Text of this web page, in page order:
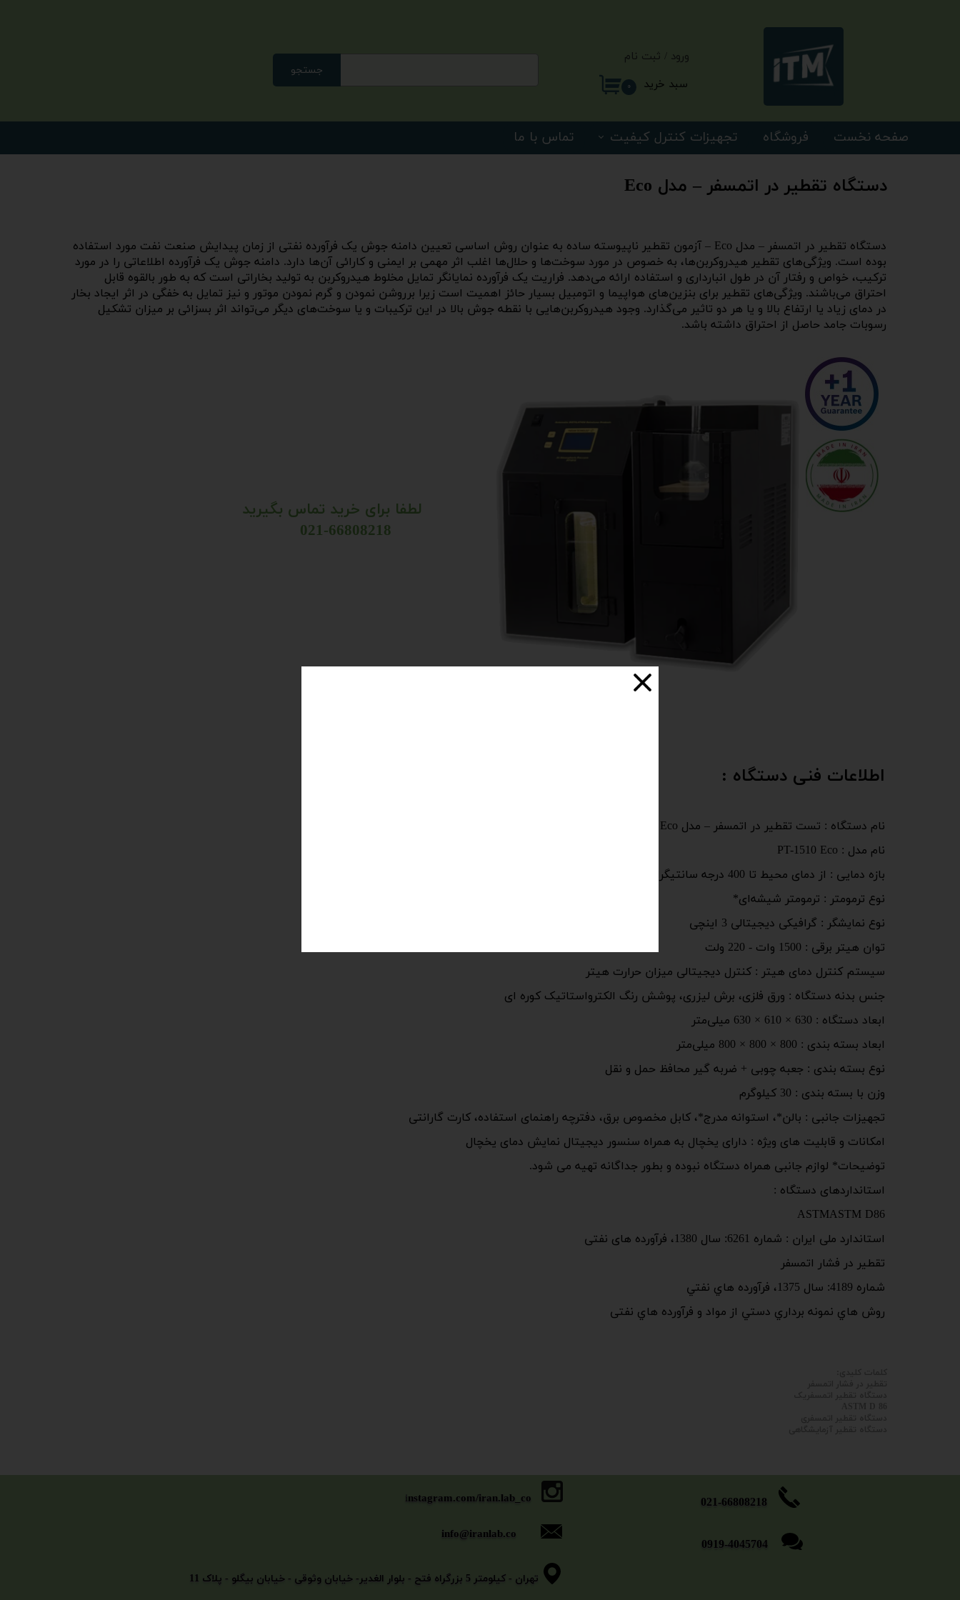
ورود ثبت نام
حساب کاربری من
سفارشات
جستجو
صفحه نخست فروشگاه تجهیزات کنترل کیفیت تماس با ما
۰ سبد خرید
دستگاه تقطیر در اتمسفر – مدل Eco
دستگاه تقطیر در اتمسفر – مدل Eco – آزمون تقطیر ناپیوسته ساده به عنوان روش اساسی تعیین دامنه جوش یک فرآورده نفتی از زمان پیدایش صنعت نفت مورد استفاده
بوده است. ویژگی‌های تقطیر هیدروکربن‌ها، به خصوص در مورد سوخت‌ها و حلال‌ها اغلب اثر مهمی بر ایمنی و کارائی آن‌ها دارد. دامنه جوش یک فرآورده اطلاعاتی را در مورد
ترکیب، خواص و رفتار آن در طول انبارداری و استفاده ارائه می‌دهد. فراریت یک فرآورده نمایانگر تمایل مخلوط هیدروکربن به تولید بخاراتی است که به طور بالقوه قابل
احتراق می‌باشند. ویژگی‌های تقطیر برای بنزین‌های هواپیما و اتومبیل بسیار حائز اهمیت است زیرا برروشن نمودن و گرم نمودن موتور و نیز تمایل به خفگی در اثر ایجاد بخار
در دمای زیاد یا ارتفاع بالا و یا هر دو تاثیر می‌گذارد. وجود هیدروکربن‌هایی با نقطه جوش بالا در این ترکیبات و یا سوخت‌های دیگر می‌تواند اثر بسزائی بر میزان تشکیل
رسوبات جامد حاصل از احتراق داشته باشد.
لطفا برای خرید تماس بگیرید
اطلاعات فنی دستگاه :
نام دستگاه : تست تقطیر در اتمسفر – مدل Eco
نام مدل : PT-1510 Eco
بازه دمایی : از دمای محیط تا 400 درجه سانتیگراد
نوع ترمومتر : ترمومتر شیشه‌ای*
نوع نمایشگر : گرافیکی دیجیتالی 3 اینچی
توان هیتر برقی : 1500 وات - 220 ولت
سیستم کنترل دمای هیتر : کنترل دیجیتالی میزان حرارت هیتر
جنس بدنه دستگاه : ورق فلزی، برش لیزری، پوشش رنگ الکترواستاتیک کوره ای
ابعاد دستگاه : 630 × 610 × 630 میلی‌متر
ابعاد بسته بندی : 800 × 800 × 800 میلی‌متر
نوع بسته بندی : جعبه چوبی + ضربه گیر محافظ حمل و نقل
وزن با بسته بندی : 30 کیلوگرم
تجهیزات جانبی : بالن*، استوانه مدرج*، کابل مخصوص برق، دفترچه راهنمای استفاده، کارت گارانتی
امکانات و قابلیت های ویژه : دارای یخچال به همراه سنسور دیجیتال نمایش دمای یخچال
توضیحات* لوازم جانبی همراه دستگاه نبوده و بطور جداگانه تهیه می شود.
استانداردهای دستگاه :
ASTMASTM D86
استاندارد ملی ایران : شماره 6261: سال 1380، فرآورده های نفتی
تقطیر در فشار اتمسفر
شماره 4189: سال 1375، فرآورده هاي نفتي
روش هاي نمونه برداري دستي از مواد و فرآورده هاي نفت​​​​​​​ی
​​​​​021-66808218
0919-4045704
​​​​​​​تهران - کیلومتر 5 بزرگراه فتح - بلوار الغدیر- خیابان وثوقی - خیابان بیگلو - پلاک 11
info@iranlab.co
instagram.com/iran.lab_co